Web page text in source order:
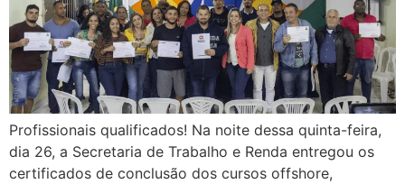
Profissionais qualificados! Na noite dessa quinta-feira,
dia 26, a Secretaria de Trabalho e Renda entregou os
certificados de conclusão dos cursos offshore,